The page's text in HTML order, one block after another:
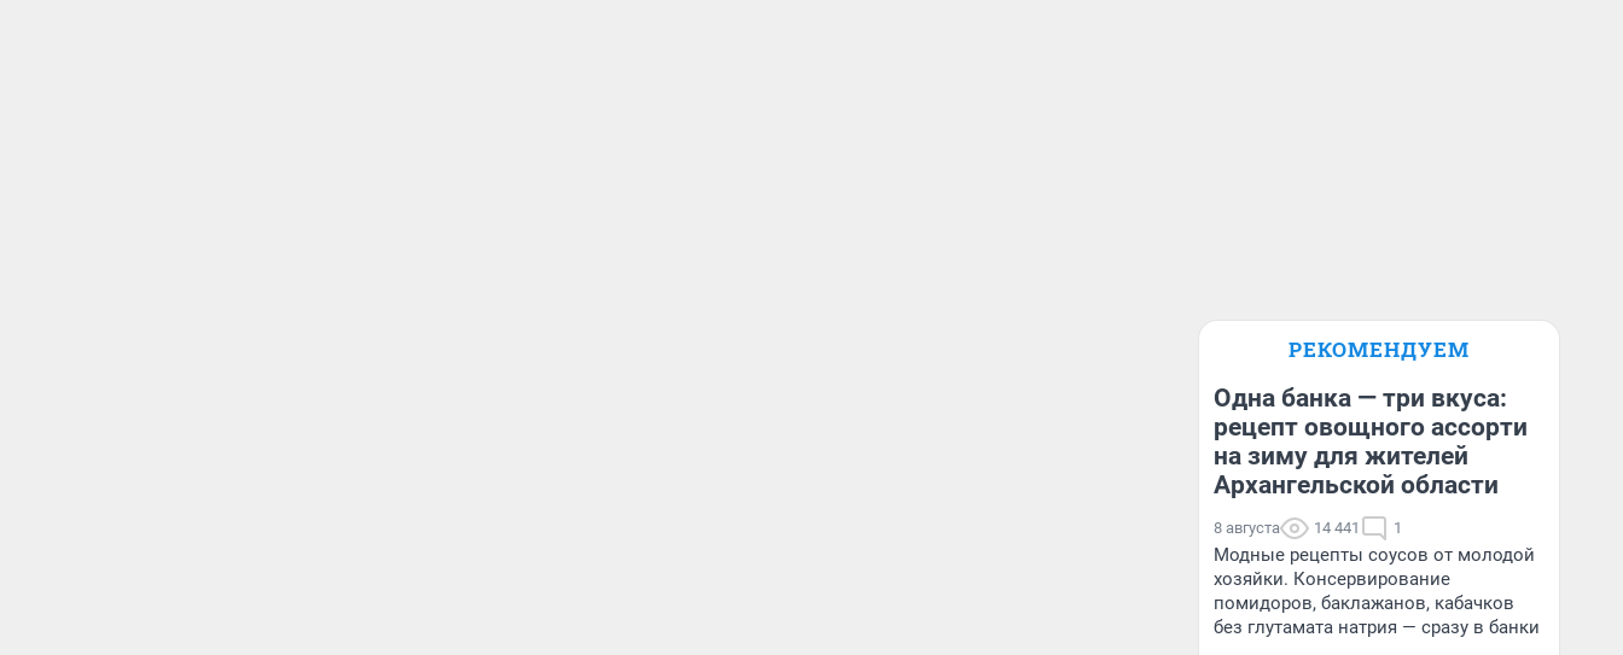
РЕКОМЕНДУЕМ
Одна банка — три вкуса:
рецепт овощного ассорти
на зиму для жителей
Архангельской области
8 августа 14 441 1
Модные рецепты соусов от молодой
хозяйки. Консервирование
помидоров, баклажанов, кабачков
без глутамата натрия — сразу в банки